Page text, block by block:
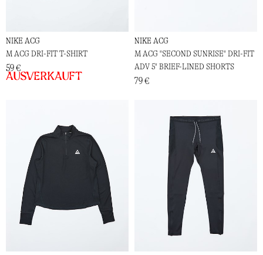
NIKE ACG
M ACG DRI-FIT T-SHIRT
59 €
Ausverkauft
NIKE ACG
M ACG "SECOND SUNRISE" DRI-FIT
ADV 5" BRIEF-LINED SHORTS
79 €